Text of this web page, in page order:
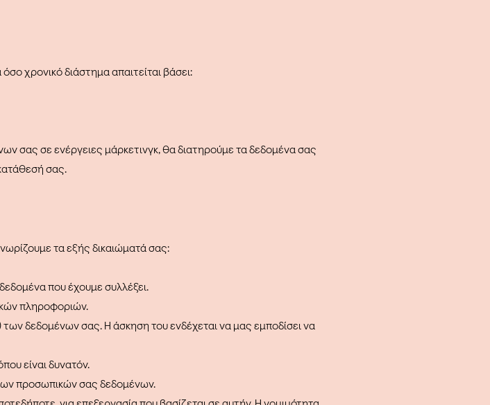
χρονικό διάστημα απαιτείται βάσει:
σας σε ενέργειες μάρκετινγκ, θα διατηρούμε τα δεδομένα σας
σας.
τα εξής δικαιώματά σας:
που έχουμε συλλέξει.
πληροφοριών.
δεδομένων σας. H άσκηση του ενδέχεται να μας εμποδίσει να
είναι δυνατόν.
προσωπικών σας δεδομένων.